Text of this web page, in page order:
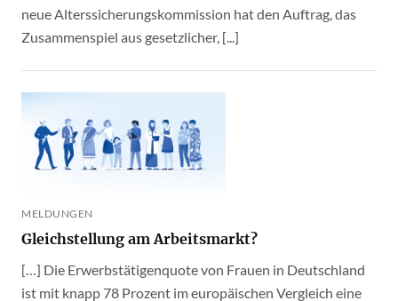
neue Alterssicherungskommission hat den Auftrag, das
Zusammenspiel aus gesetzlicher, [...]
MELDUNGEN
Gleichstellung am Arbeitsmarkt?
[…] Die Erwerbstätigenquote von Frauen in Deutschland
ist mit knapp 78 Prozent im europäischen Vergleich eine